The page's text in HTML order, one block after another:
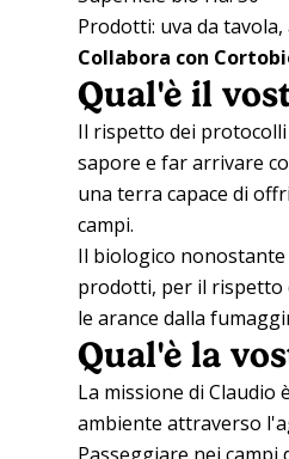
Prodotti: uva da tavola,
Collabora con
Qual'è il
Il rispetto dei
sapore e far arrivare
una terra capace di
campi.
Il biologico
prodotti, per il rispetto
le arance dalla
Qual'è la
La missione di
ambiente attraverso